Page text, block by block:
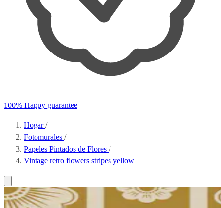
100% Happy guarantee
Hogar/
Fotomurales /
Papeles Pintados de Flores /
Vintage retro flowers stripes yellow